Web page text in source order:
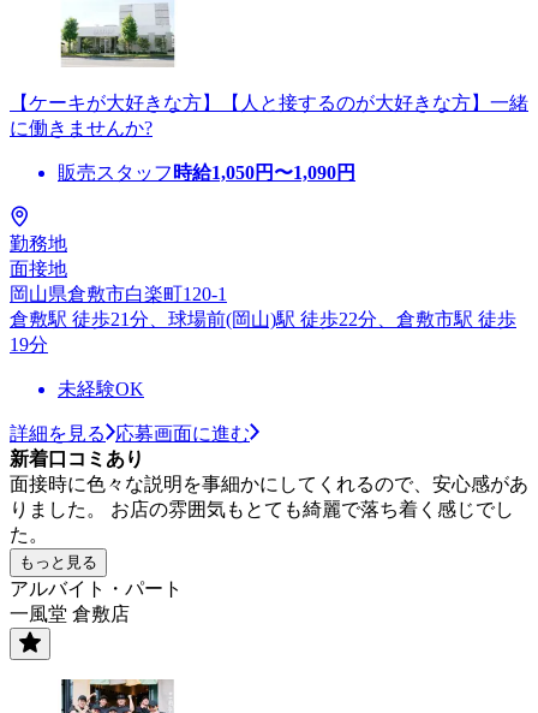
【ケーキが大好きな方】【人と接するのが大好きな方】一緒
に働きませんか?
販売スタッフ 時給1,050円〜1,090円
勤務地
面接地
岡山県倉敷市白楽町120-1
倉敷駅 徒歩21分、球場前(岡山)駅 徒歩22分、倉敷市駅 徒歩
19分
未経験OK
詳細を見る
応募画面に進む
新着口コミあり
面接時に色々な説明を事細かにしてくれるので、安心感があ
りました。 お店の雰囲気もとても綺麗で落ち着く感じでし
た。
もっと見る
アルバイト・パート
一風堂 倉敷店